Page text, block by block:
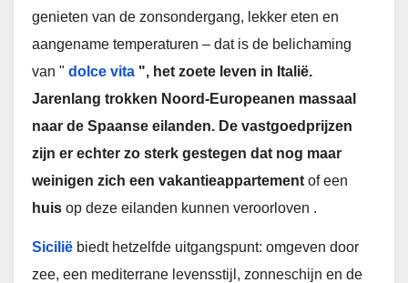
genieten van de zonsondergang, lekker eten en
aangename temperaturen – dat is de belichaming
van " dolce vita ", het zoete leven in Italië.
Jarenlang trokken Noord-Europeanen massaal
naar de Spaanse eilanden. De vastgoedprijzen
zijn er echter zo sterk gestegen dat nog maar
weinigen zich een vakantieappartement of een
huis op deze eilanden kunnen veroorloven .
Sicilië biedt hetzelfde uitgangspunt: omgeven door
zee, een mediterrane levensstijl, zonneschijn en de